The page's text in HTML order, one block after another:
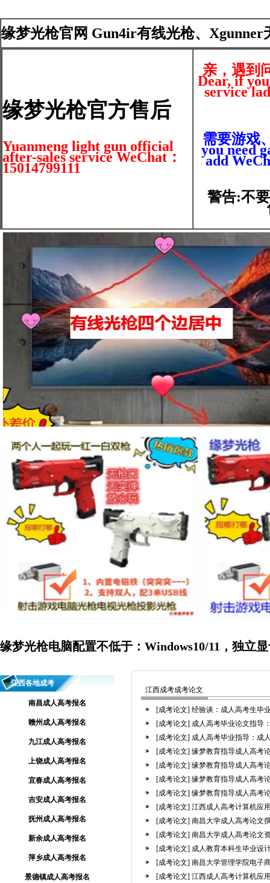
缘梦光枪官网 Gun4ir有线光枪、
缘梦光枪官方售后
Yuanmeng light gun official
after-sales service WeChat：
15014799111
亲，遇到
Dear, if
service
需要游戏
you need
add
警告:不
缘梦光枪电脑配置不低于：Windows10/11，独立
江西各地成考
南昌成人高考报名
赣州成人高考报名
九江成人高考报名
上饶成人高考报名
宜春成人高考报名
吉安成人高考报名
抚州成人高考报名
新余成人高考报名
萍乡成人高考报名
景德镇成人高考报名
江西成考成考论文
[成考论文] 经验谈：成人高考生毕
[成考论文] 成人高考毕业论文指导
[成考论文] 成人高考毕业指导：成
[成考论文] 缘梦教育指导成人高考
[成考论文] 缘梦教育指导成人高考
[成考论文] 缘梦教育指导成人高考
[成考论文] 缘梦教育指导成人高考
[成考论文] 江西成人高考计算机应
[成考论文] 南昌大学成人高考论文
[成考论文] 南昌大学成人高考论文
[成考论文] 成人教育本科生毕业设
[成考论文] 南昌大学管理学院电子
[成考论文] 江西成人高考计算机应